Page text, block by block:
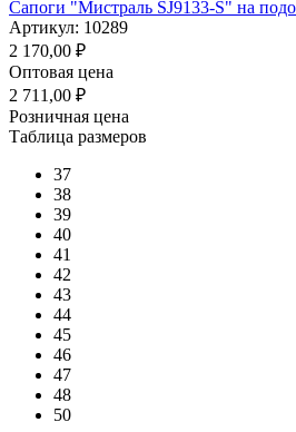
Сапоги "Мистраль SJ9133-S" на
Артикул: 10289
2 170,00 ₽
Оптовая цена
2 711,00 ₽
Розничная цена
Таблица размеров
37
38
39
40
41
42
43
44
45
46
47
48
50